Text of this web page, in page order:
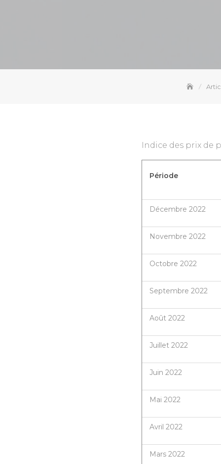
Indice des prix de
Période
Décembre 2022
Novembre 2022
Octobre 2022
Septembre 2022
Août 2022
Juillet 2022
Juin 2022
Mai 2022
Avril 2022
Mars 2022